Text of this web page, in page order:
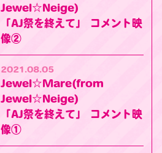
Jewel☆Neige)
「AJ祭を終えて」 コメント映
像②
2021.08.05
Jewel☆Mare(from
Jewel☆Neige)
「AJ祭を終えて」 コメント映
像①